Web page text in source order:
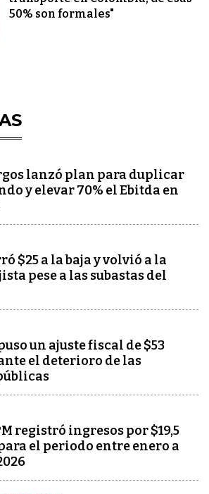
50% son formales"
lanzó plan para duplicar
y elevar 70% el Ebitda en
$25 a la baja y volvió a la
pese a las subastas del
un ajuste fiscal de $53
el deterioro de las
registró ingresos por $19,5
el periodo entre enero a